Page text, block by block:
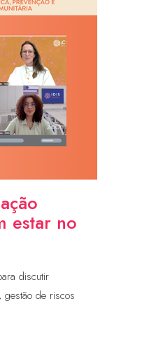
estar no
discutir
gestão de riscos